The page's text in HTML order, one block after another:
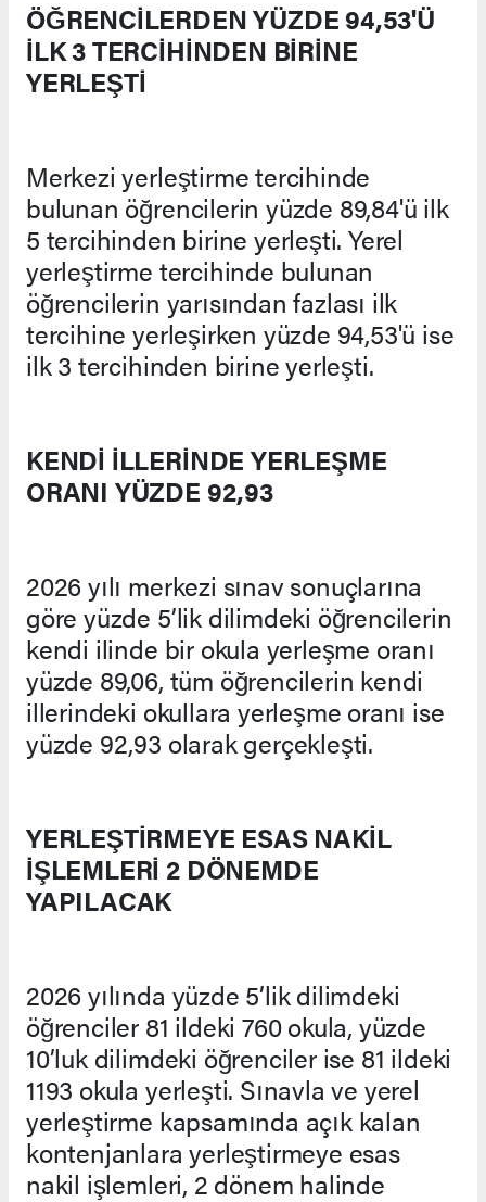
ÖĞRENCİLERDEN YÜZDE 94,53'Ü
İLK 3 TERCİHİNDEN BİRİNE
YERLEŞTİ
Merkezi yerleştirme tercihinde
bulunan öğrencilerin yüzde 89,84'ü ilk
5 tercihinden birine yerleşti. Yerel
yerleştirme tercihinde bulunan
öğrencilerin yarısından fazlası ilk
tercihine yerleşirken yüzde 94,53'ü ise
ilk 3 tercihinden birine yerleşti.
KENDİ İLLERİNDE YERLEŞME
ORANI YÜZDE 92,93
2026 yılı merkezi sınav sonuçlarına
göre yüzde 5’lik dilimdeki öğrencilerin
kendi ilinde bir okula yerleşme oranı
yüzde 89,06, tüm öğrencilerin kendi
illerindeki okullara yerleşme oranı ise
yüzde 92,93 olarak gerçekleşti.
YERLEŞTİRMEYE ESAS NAKİL
İŞLEMLERİ 2 DÖNEMDE
YAPILACAK
2026 yılında yüzde 5’lik dilimdeki
öğrenciler 81 ildeki 760 okula, yüzde
10’luk dilimdeki öğrenciler ise 81 ildeki
1193 okula yerleşti. Sınavla ve yerel
yerleştirme kapsamında açık kalan
kontenjanlara yerleştirmeye esas
nakil işlemleri, 2 dönem halinde